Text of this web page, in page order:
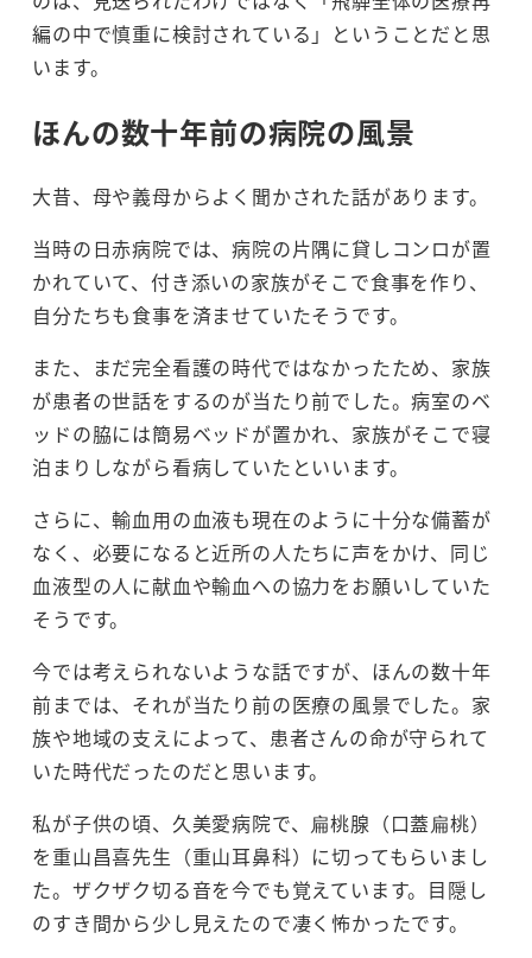
編の中で慎重に検討されている」ということだと思
います。
ほんの数十年前の病院の風景
大昔、母や義母からよく聞かされた話があります。
当時の日赤病院では、病院の片隅に貸しコンロが置
かれていて、付き添いの家族がそこで食事を作り、
自分たちも食事を済ませていたそうです。
また、まだ完全看護の時代ではなかったため、家族
が患者の世話をするのが当たり前でした。病室のベ
ッドの脇には簡易ベッドが置かれ、家族がそこで寝
泊まりしながら看病していたといいます。
さらに、輸血用の血液も現在のように十分な備蓄が
なく、必要になると近所の人たちに声をかけ、同じ
血液型の人に献血や輸血への協力をお願いしていた
そうです。
今では考えられないような話ですが、ほんの数十年
前までは、それが当たり前の医療の風景でした。家
族や地域の支えによって、患者さんの命が守られて
いた時代だったのだと思います。
私が子供の頃、久美愛病院で、扁桃腺（口蓋扁桃）
を重山昌喜先生（重山耳鼻科）に切ってもらいまし
た。ザクザク切る音を今でも覚えています。目隠し
のすき間から少し見えたので凄く怖かったです。